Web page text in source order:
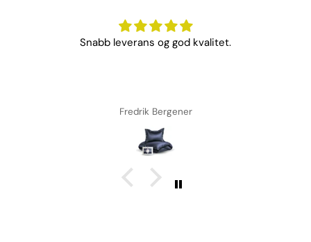
Snabb leverans og god kvalitet.
Fredrik Bergener